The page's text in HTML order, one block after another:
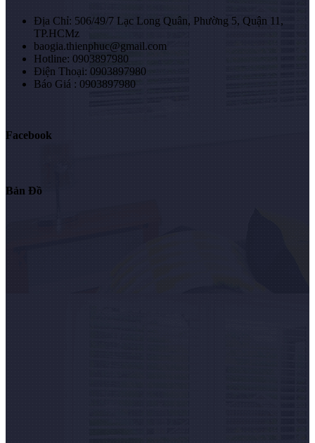
Địa Chỉ: 506/49/7 Lạc Long Quân, Phường 5, Quận 11,
TP.HCMz
baogia.thienphuc@gmail.com
Hotline: 0903897980
Điện Thoại: 0903897980
Báo Giá : 0903897980
Facebook
Bản Đồ